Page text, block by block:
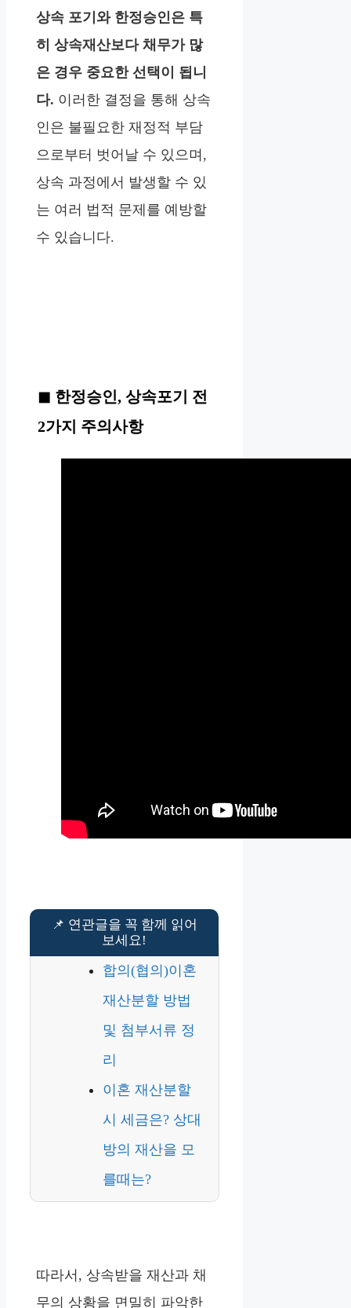
상속 포기와 한정승인은 특
히 상속재산보다 채무가 많
은 경우 중요한 선택이 됩니
다. 이러한 결정을 통해 상속
인은 불필요한 재정적 부담
으로부터 벗어날 수 있으며,
상속 과정에서 발생할 수 있
는 여러 법적 문제를 예방할
수 있습니다.
한정승인, 상속포기 전
2가지 주의사항
합의(협의)이혼
재산분할 방법
및 첨부서류 정
리
이혼 재산분할
시 세금은? 상대
방의 재산을 모
를때는?
따라서, 상속받을 재산과 채
무의 상황을 면밀히 파악한